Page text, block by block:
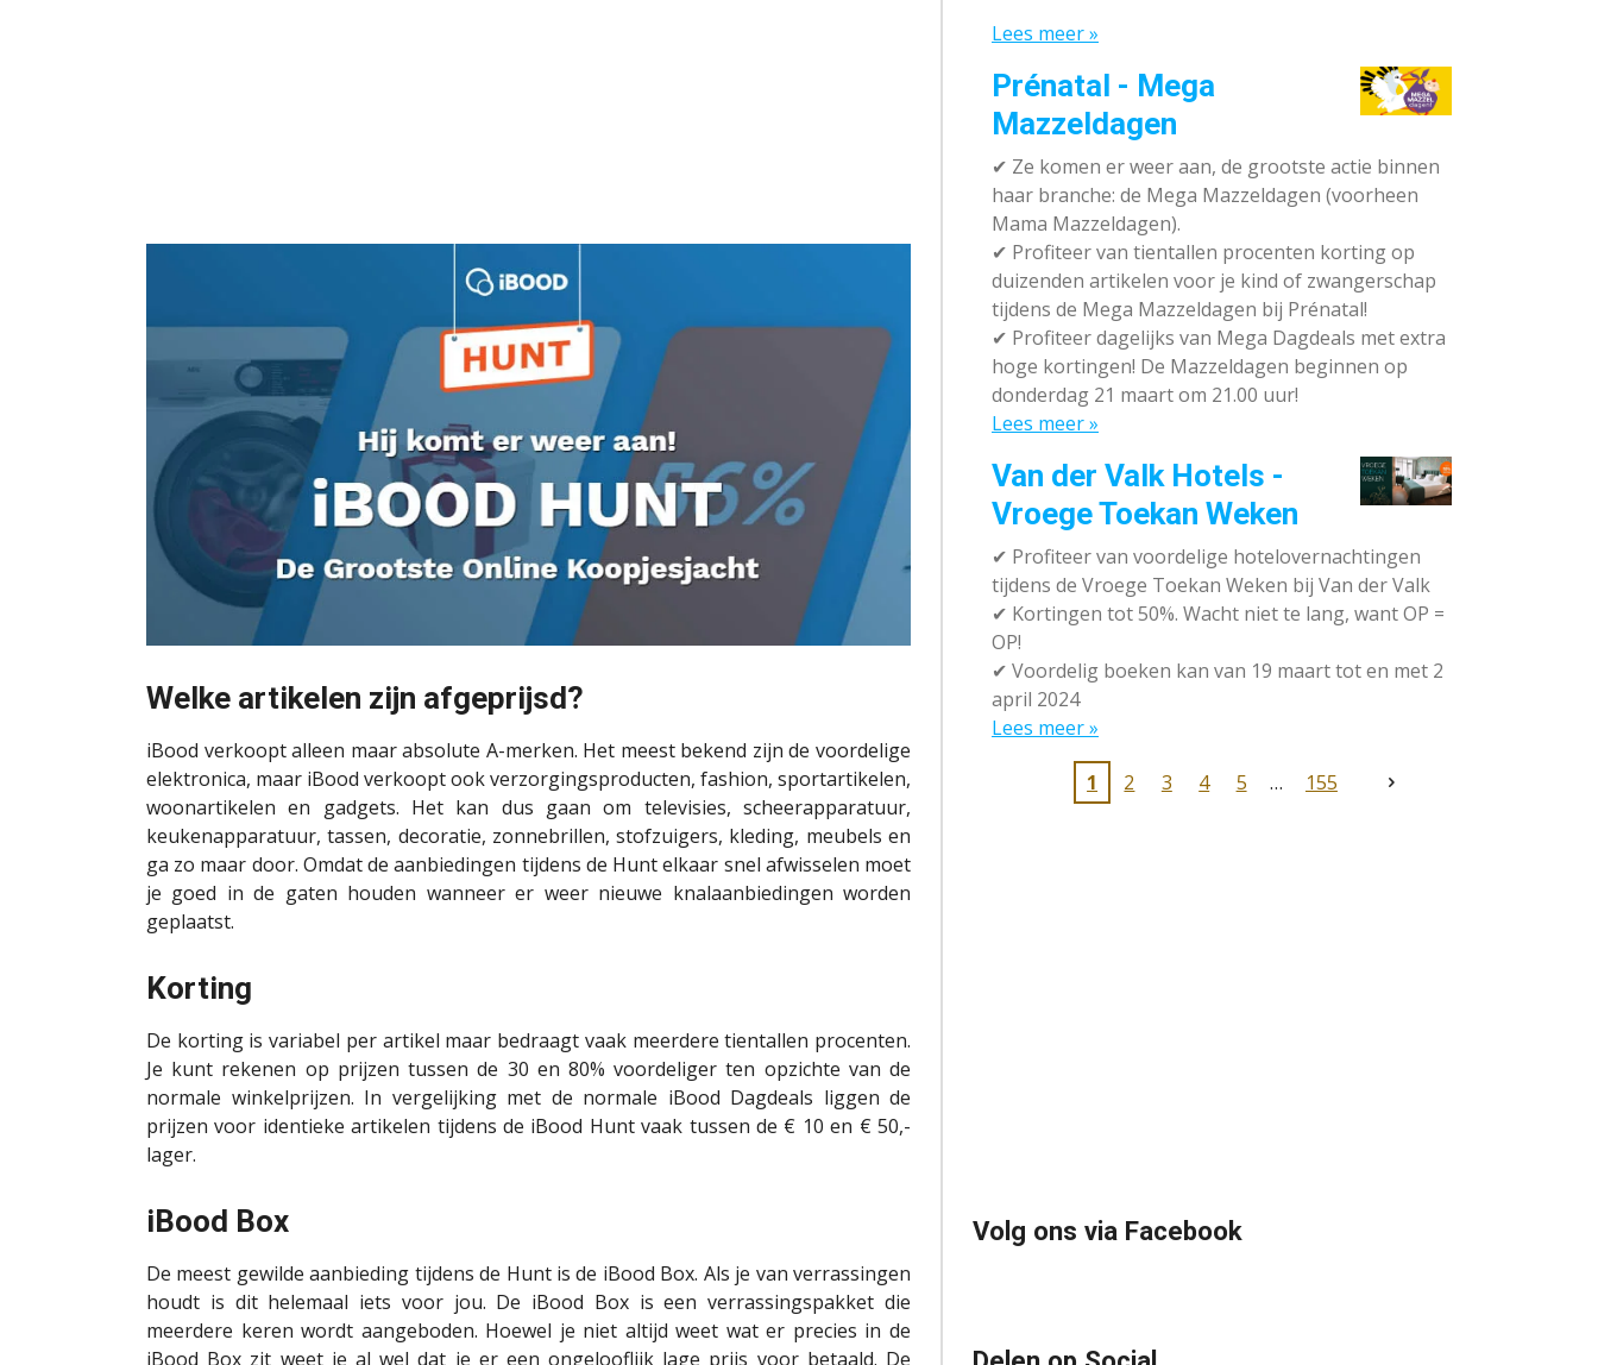
Welke artikelen zijn afgeprijsd?
iBood verkoopt alleen maar absolute A-merken. Het meest bekend zijn de voordelige
elektronica, maar iBood verkoopt ook verzorgingsproducten, fashion, sportartikelen,
woonartikelen en gadgets. Het kan dus gaan om televisies, scheerapparatuur,
keukenapparatuur, tassen, decoratie, zonnebrillen, stofzuigers, kleding, meubels en
ga zo maar door. Omdat de aanbiedingen tijdens de Hunt elkaar snel afwisselen moet
je goed in de gaten houden wanneer er weer nieuwe knalaanbiedingen worden
geplaatst.
Korting
De korting is variabel per artikel maar bedraagt vaak meerdere tientallen procenten.
Je kunt rekenen op prijzen tussen de 30 en 80% voordeliger ten opzichte van de
normale winkelprijzen. In vergelijking met de normale iBood Dagdeals liggen de
prijzen voor identieke artikelen tijdens de iBood Hunt vaak tussen de € 10 en € 50,-
lager.
iBood Box
De meest gewilde aanbieding tijdens de Hunt is de iBood Box. Als je van verrassingen
houdt is dit helemaal iets voor jou. De iBood Box is een verrassingspakket die
meerdere keren wordt aangeboden. Hoewel je niet altijd weet wat er precies in de
iBood Box zit weet je al wel dat je er een ongelooflijk lage prijs voor betaald. De
Lees meer »
Prénatal - Mega
Mazzeldagen
✔ Ze komen er weer aan, de grootste actie binnen
haar branche: de Mega Mazzeldagen (voorheen
Mama Mazzeldagen).
✔ Profiteer van tientallen procenten korting op
duizenden artikelen voor je kind of zwangerschap
tijdens de Mega Mazzeldagen bij Prénatal!
✔ Profiteer dagelijks van Mega Dagdeals met extra
hoge kortingen! De Mazzeldagen beginnen op
donderdag 21 maart om 21.00 uur!
Lees meer »
Van der Valk Hotels -
Vroege Toekan Weken
✔ Profiteer van voordelige hotelovernachtingen
tijdens de Vroege Toekan Weken bij Van der Valk
✔ Kortingen tot 50%. Wacht niet te lang, want OP =
OP!
✔ Voordelig boeken kan van 19 maart tot en met 2
april 2024
Lees meer »
1 2 3 4 5 155
Volg ons via Facebook